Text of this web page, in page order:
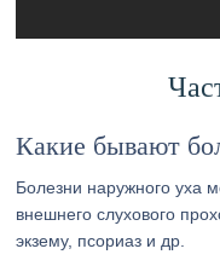
Какие бывают
Болезни наружного уха
внешнего слухового
экзему, псориаз и др.